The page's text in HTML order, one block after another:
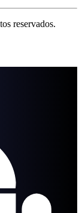
reservados.